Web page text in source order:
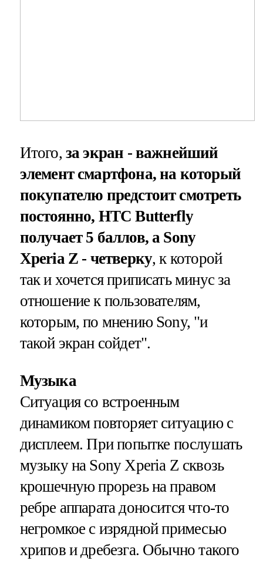
Итого, за экран - важнейший
элемент смартфона, на который
покупателю предстоит смотреть
постоянно, HTC Butterfly
получает 5 баллов, а Sony
Xperia Z - четверку, к которой
так и хочется приписать минус за
отношение к пользователям,
которым, по мнению Sony, "и
такой экран сойдет".
Музыка
Ситуация со встроенным
динамиком повторяет ситуацию с
дисплеем. При попытке послушать
музыку на Sony Xperia Z сквозь
крошечную прорезь на правом
ребре аппарата доносится что-то
негромкое с изрядной примесью
хрипов и дребезга. Обычно такого